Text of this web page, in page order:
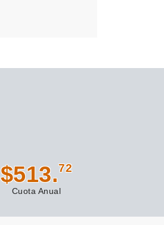
$513.72
Cuota Anual